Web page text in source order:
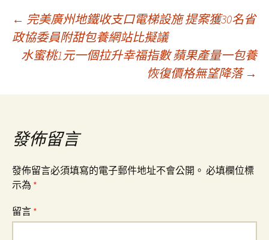
文
章
導
覽
← 完美廣州地鐵收支口電梯設施 提案獲30名省
政協委員附甜包養網站比擬議
水蜜桃1元一個拉升幸福指數 蘋果產量一包養
恢復價格無望降落 →
發佈留言
發佈留言必須填寫的電子郵件地址不會公開。 必填欄位標
示為 *
留言 *